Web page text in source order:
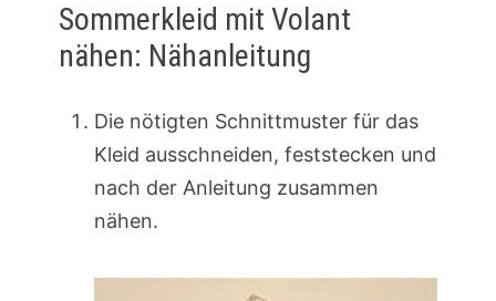
Sommerkleid mit Volant
nähen: Nähanleitung
Die nötigten Schnittmuster für das
Kleid ausschneiden, feststecken und
nach der Anleitung zusammen
nähen.